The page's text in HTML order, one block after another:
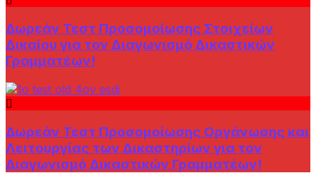
Δωρεάν Τεστ Προσομοίωσης Στοιχείων
Δικαίου για τον Διαγωνισμό Δικαστικών
Γραμματέων!
Δωρεάν Τεστ Προσομοίωσης Οργάνωσης και
Λειτουργίας των Δικαστηρίων για τον
Διαγωνισμό Δικαστικών Γραμματέων!